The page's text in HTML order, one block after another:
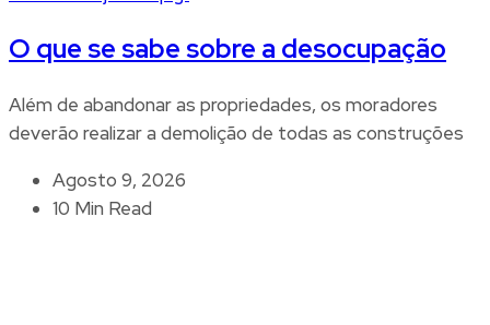
O que se sabe sobre a desocupação
Além de abandonar as propriedades, os moradores
deverão realizar a demolição de todas as construções
Agosto 9, 2026
10 Min Read